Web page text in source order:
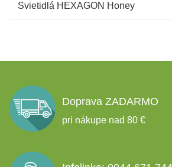
Svietidlá HEXAGON Honey
Doprava ZADARMO
pri nákupe nad 80 €